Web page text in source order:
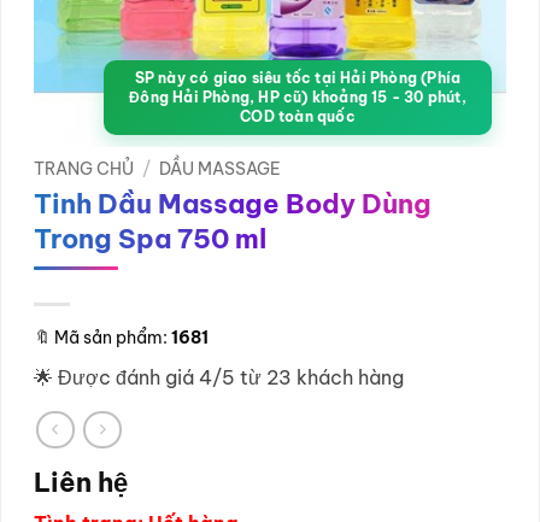
SP này có giao siêu tốc tại Hải Phòng (Phía
Đông Hải Phòng, HP cũ) khoảng 15 - 30 phút,
COD toàn quốc
TRANG CHỦ / DẦU MASSAGE
Tinh Dầu Massage Body Dùng
Trong Spa 750 ml
🔖 Mã sản phẩm: 1681
🌟 Được đánh giá 4/5 từ 23 khách hàng
Liên hệ